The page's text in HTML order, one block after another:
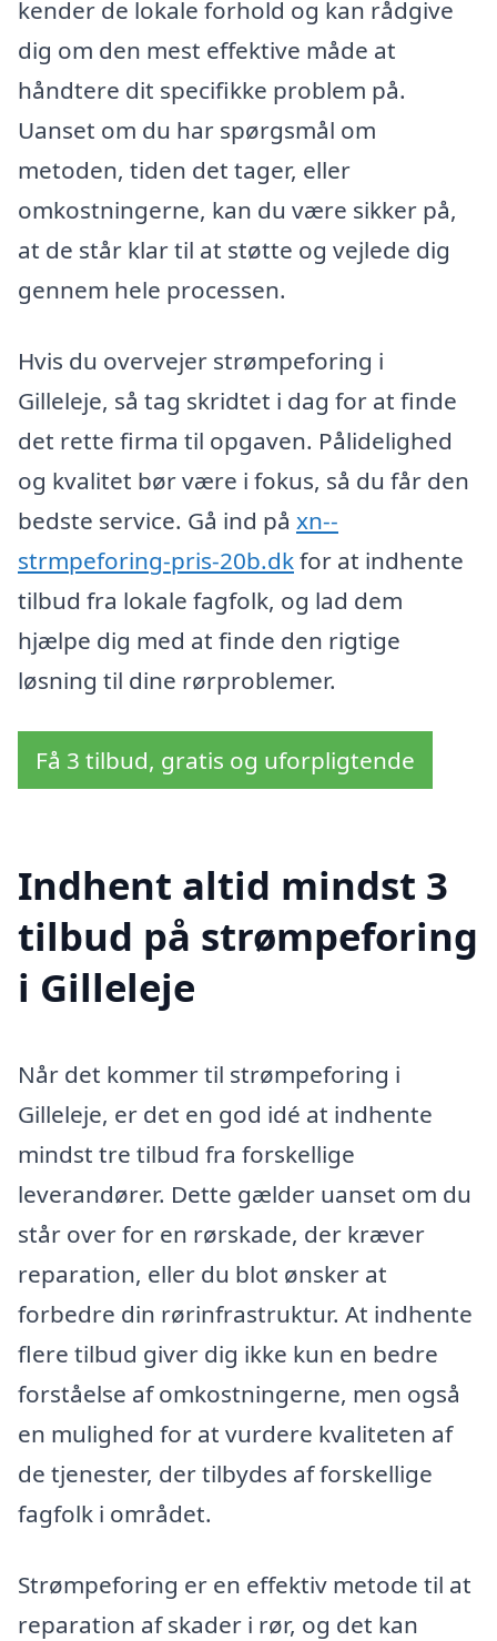
kender de lokale forhold og kan rådgive
dig om den mest effektive måde at
håndtere dit specifikke problem på.
Uanset om du har spørgsmål om
metoden, tiden det tager, eller
omkostningerne, kan du være sikker på,
at de står klar til at støtte og vejlede dig
gennem hele processen.
Hvis du overvejer strømpeforing i
Gilleleje, så tag skridtet i dag for at finde
det rette firma til opgaven. Pålidelighed
og kvalitet bør være i fokus, så du får den
bedste service. Gå ind på xn--
strmpeforing-pris-20b.dkfor at indhente
tilbud fra lokale fagfolk, og lad dem
hjælpe dig med at finde den rigtige
løsning til dine rørproblemer.
Få 3 tilbud, gratis og uforpligtende
Indhent altid mindst 3
tilbud på strømpeforing
i Gilleleje
Når det kommer til strømpeforing i
Gilleleje, er det en god idé at indhente
mindst tre tilbud fra forskellige
leverandører. Dette gælder uanset om du
står over for en rørskade, der kræver
reparation, eller du blot ønsker at
forbedre din rørinfrastruktur. At indhente
flere tilbud giver dig ikke kun en bedre
forståelse af omkostningerne, men også
en mulighed for at vurdere kvaliteten af
de tjenester, der tilbydes af forskellige
fagfolk i området.
Strømpeforing er en effektiv metode til at
reparation af skader i rør, og det kan